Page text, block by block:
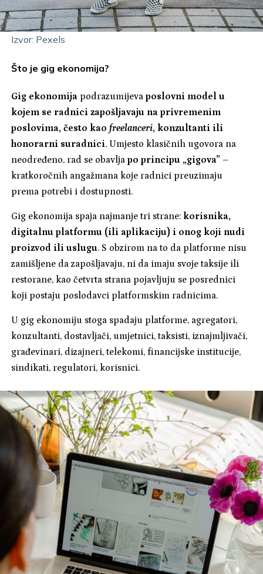
Izvor: Pexels
Što je gig ekonomija?
Gig ekonomija podrazumijevaposlovni model u
kojem se radnici zapošljavaju na privremenim
poslovima, često kaofreelanceri, konzultanti ili
honorarni suradnici. Umjesto klasičnih ugovora na
neodređeno, rad se obavljapo principu „gigova” –
kratkoročnih angažmana koje radnici preuzimaju
prema potrebi i dostupnosti.
Gig ekonomija spaja najmanje tri strane: korisnika,
digitalnu platformu (ili aplikaciju) i onog koji nudi
proizvod ili uslugu. S obzirom na to da platforme nisu
zamišljene da zapošljavaju, ni da imaju svoje taksije ili
restorane, kao četvrta strana pojavljuju se posrednici
koji postaju poslodavci platformskim radnicima.
U gig ekonomiju stoga spadaju platforme, agregatori,
konzultanti, dostavljači, umjetnici, taksisti, iznajmljivači,
građevinari, dizajneri, telekomi, financijske institucije,
sindikati, regulatori, korisnici.